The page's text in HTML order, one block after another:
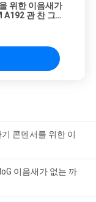
위한 이음새가
A192 관 찬 그
콘덴서를 위한 이
이음새가 없는 까